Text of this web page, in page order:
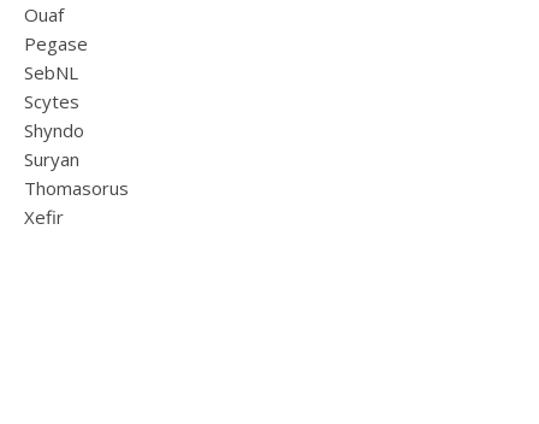
Ouaf
Pegase
SebNL
Scytes
Shyndo
Suryan
Thomasorus
Xefir